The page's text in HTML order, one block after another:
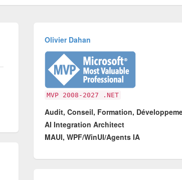
Olivier Dahan
MVP 2008-2027 .NET
Audit, Conseil, Formation,
AI Integration Architect
MAUI, WPF/WinUI/Agents IA